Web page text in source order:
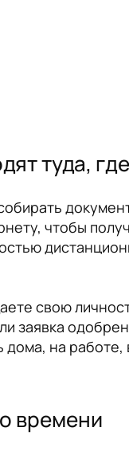
туда,
чтобы
свою
заявка
на работе,
времени